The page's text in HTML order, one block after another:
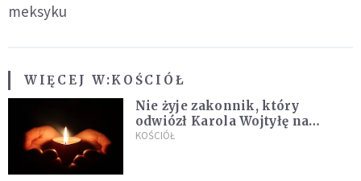
meksyku
WIĘCEJ W:KOŚCIÓŁ
Nie żyje zakonnik, który
odwiózł Karola Wojtyłę na
konklawe. Jan Paweł II nazywał
KOŚCIÓŁ